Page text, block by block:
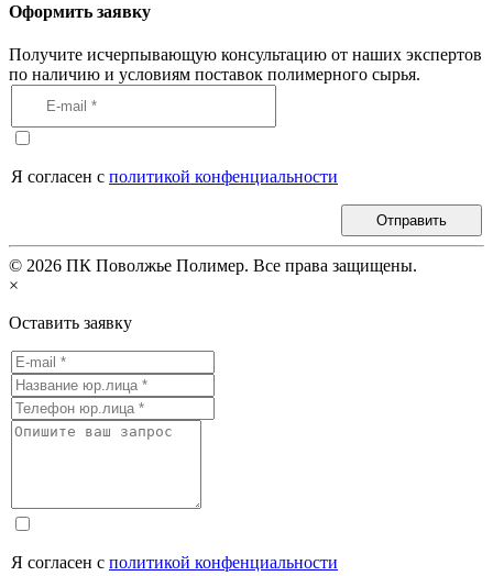
Оформить заявку
Получите исчерпывающую консультацию от наших экспертов
по наличию и условиям поставок полимерного сырья.
Я согласен с политикой конфенциальности
Отправить
© 2026 ПК Поволжье Полимер. Все права защищены.
×
Оставить заявку
Я согласен с политикой конфенциальности